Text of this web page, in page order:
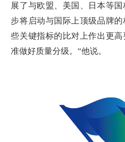
展了与欧盟、美国、日本等
步将启动与国际上顶级品牌
些关键指标的比对上作出更
准做好质量分级。”他说。